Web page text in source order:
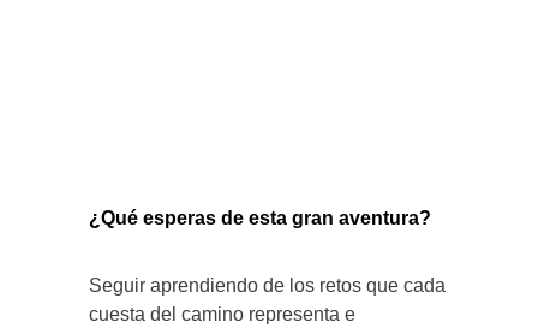
¿Qué esperas de esta gran aventura?
Seguir aprendiendo de los retos que cada
cuesta del camino representa e